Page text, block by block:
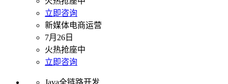
立即咨询
新媒体电商运营
7月26日
火热抢座中
立即咨询
Java全链路开发